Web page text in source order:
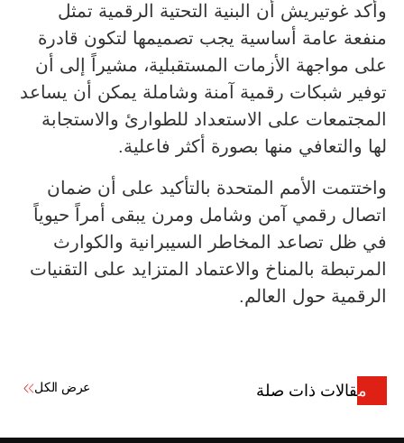
وأكد غوتيريش أن البنية التحتية الرقمية تمثل
منفعة عامة أساسية يجب تصميمها لتكون قادرة
على مواجهة الأزمات المستقبلية، مشيراً إلى أن
توفير شبكات رقمية آمنة وشاملة يمكن أن يساعد
المجتمعات على الاستعداد للطوارئ والاستجابة
لها والتعافي منها بصورة أكثر فاعلية.
واختتمت الأمم المتحدة بالتأكيد على أن ضمان
اتصال رقمي آمن وشامل ومرن يبقى أمراً حيوياً
في ظل تصاعد المخاطر السيبرانية والكوارث
المرتبطة بالمناخ والاعتماد المتزايد على التقنيات
الرقمية حول العالم.
مقالات ذات صلة عرض الكل